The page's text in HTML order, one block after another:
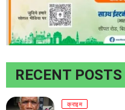
RECENT POSTS
क्राइम